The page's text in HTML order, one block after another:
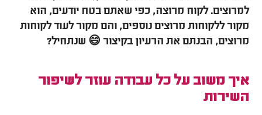
למרוצים. לקוח מרוצה, כפי שאתם בטח יודעים, הוא
מקור ללקוחות מרוצים נוספים, והם מקור לעוד לקוחות
מרוצים, הבנתם את הרעיון בקיצור 😄 שנתחיל?
איך משוב על כל עבודה עוזר לשיפור
השירות